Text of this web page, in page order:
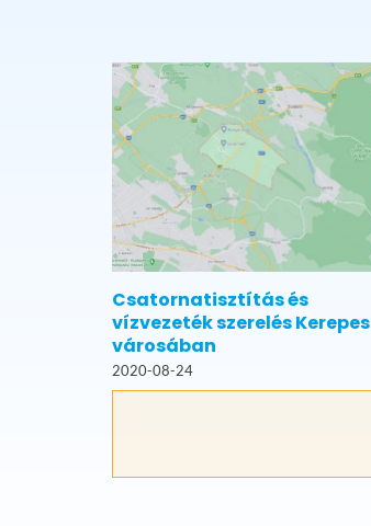
Csatornatisztítás és
vízvezeték szerelés Kerepes
városában
2020-08-24